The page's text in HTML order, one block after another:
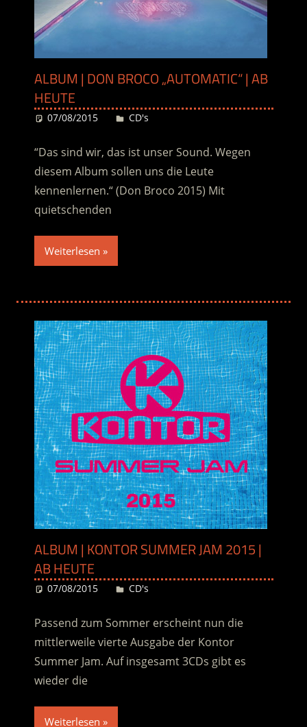
ALBUM | DON BROCO „AUTOMATIC“ | AB
HEUTE
07/08/2015 Desiree
CD's
“Das sind wir, das ist unser Sound. Wegen
diesem Album sollen uns die Leute
kennenlernen.“ (Don Broco 2015) Mit
quietschenden
Weiterlesen
ALBUM | KONTOR SUMMER JAM 2015 |
AB HEUTE
07/08/2015 Desiree
CD's
Passend zum Sommer erscheint nun die
mittlerweile vierte Ausgabe der Kontor
Summer Jam. Auf insgesamt 3CDs gibt es
wieder die
Weiterlesen